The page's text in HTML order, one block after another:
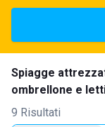
Spiagge
ombrellone e
9 Risultati